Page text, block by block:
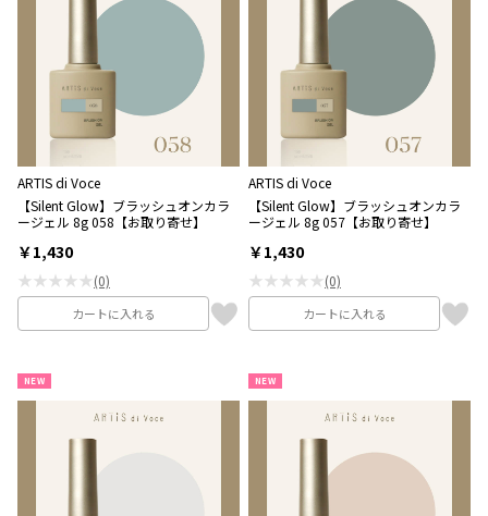
ARTIS di Voce
【Silent Glow】ブラッシュオンカラ
ージェル 8g 058【お取り寄せ】
￥1,430
★★★★★(0)
カートに入れる
ARTIS di Voce
【Silent Glow】ブラッシュオンカラ
ージェル 8g 057【お取り寄せ】
￥1,430
★★★★★(0)
カートに入れる
NEW NEW